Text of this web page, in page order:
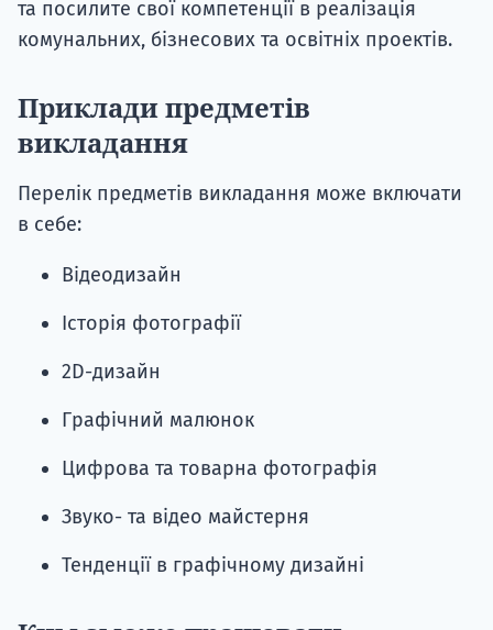
та посилите свої компетенції в реалізація
комунальних, бізнесових та освітніх проектів.
Приклади предметів
викладання
Перелік предметів викладання може включати
в себе:
Відеодизайн
Історія фотографії
2D-дизайн
Графічний малюнок
Цифрова та товарна фотографія
Звуко- та відео майстерня
Тенденції в графічному дизайні